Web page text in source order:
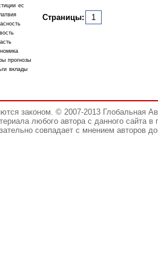
Страницы: 1
ес
прогнозы
вклады
законом. © 2007-2013 Глобальная
любого автора с данного сайта
совпадает с мнением авторов